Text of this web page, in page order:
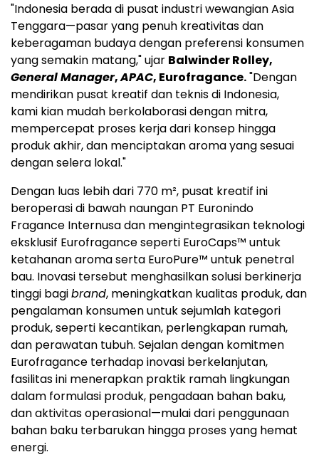
"Indonesia berada di pusat industri wewangian Asia
Tenggara—pasar yang penuh kreativitas dan
keberagaman budaya dengan preferensi konsumen
yang semakin matang," ujar Balwinder Rolley,
General Manager,APAC, Eurofragance."Dengan
mendirikan pusat kreatif dan teknis di Indonesia,
kami kian mudah berkolaborasi dengan mitra,
mempercepat proses kerja dari konsep hingga
produk akhir, dan menciptakan aroma yang sesuai
dengan selera lokal."
Dengan luas lebih dari 770 m², pusat kreatif ini
beroperasi di bawah naungan PT Euronindo
Fragance Internusa dan mengintegrasikan teknologi
eksklusif Eurofragance seperti EuroCaps™ untuk
ketahanan aroma serta EuroPure™ untuk penetral
bau. Inovasi tersebut menghasilkan solusi berkinerja
tinggi bagibrand, meningkatkan kualitas produk, dan
pengalaman konsumen untuk sejumlah kategori
produk, seperti kecantikan, perlengkapan rumah,
dan perawatan tubuh. Sejalan dengan komitmen
Eurofragance terhadap inovasi berkelanjutan,
fasilitas ini menerapkan praktik ramah lingkungan
dalam formulasi produk, pengadaan bahan baku,
dan aktivitas operasional—mulai dari penggunaan
bahan baku terbarukan hingga proses yang hemat
energi.